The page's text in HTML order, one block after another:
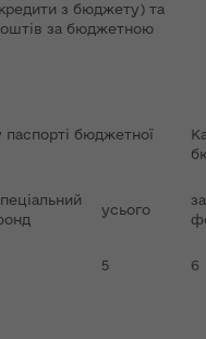
кредити з бюджету) та
за бюджетною
бюджетної
усього
5 6